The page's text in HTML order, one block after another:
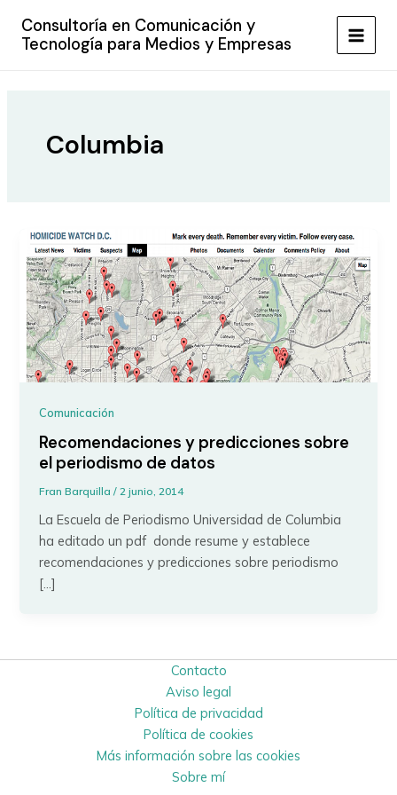
contenido
Consultoría en Comunicación y
Tecnología para Medios y Empresas
MAIN
Columbia
Comunicación
Recomendaciones y predicciones sobre
el periodismo de datos
Fran Barquilla/2 junio, 2014
La Escuela de Periodismo Universidad de Columbia
ha editado un pdf donde resume y establece
recomendaciones y predicciones sobre periodismo
[…]
Contacto
Aviso legal
Política de privacidad
Política de cookies
Más información sobre las cookies
Sobre mí